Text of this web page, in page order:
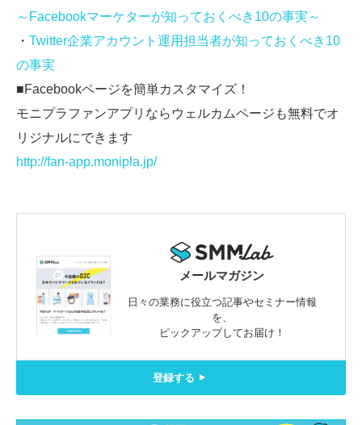
～Facebookマーケターが知っておくべき10の事実～
・ Twitter企業アカウント運用担当者が知っておくべき10
の事実
■Facebookページを簡単カスタマイズ！
モニプラファンアプリならウェルカムページも無料でオ
リジナルにできます
http://fan-app.monipla.jp/
メールマガジン
日々の業務に役立つ記事やセミナー情報
を、
ピックアップしてお届け！
登録する